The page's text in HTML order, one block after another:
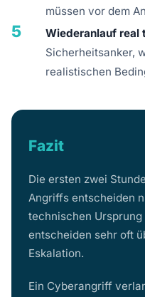
müssen vor dem
5 Wiederanlauf real
Sicherheitsanker,
realistischen
Fazit
Die ersten zwei
Angriffs entscheiden
technischen
entscheiden sehr oft
Eskalation.
Ein Cyberangriff